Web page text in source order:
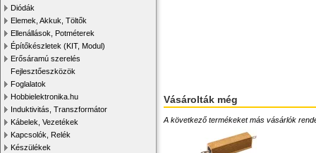
Diódák
Elemek, Akkuk, Töltők
Ellenállások, Potméterek
Építőkészletek (KIT, Modul)
Erősáramú szerelés
Fejlesztőeszközök
Foglalatok
Hobbielektronika.hu
Induktivitás, Transzformátor
Kábelek, Vezetékek
Kapcsolók, Relék
Készülékek
Vásárolták még
A következő termékeket más vásárlók